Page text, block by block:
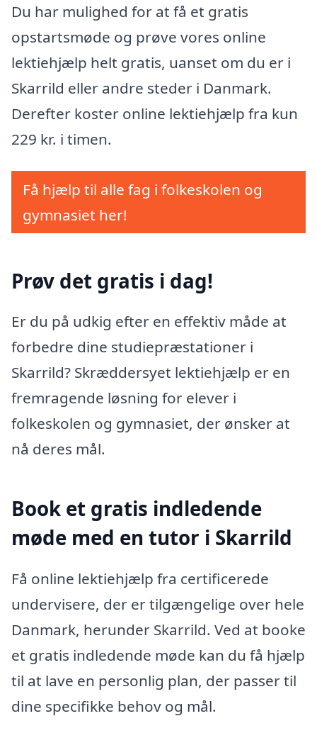
Du har mulighed for at få et gratis
opstartsmøde og prøve vores online
lektiehjælp helt gratis, uanset om du er i
Skarrild eller andre steder i Danmark.
Derefter koster online lektiehjælp fra kun
229 kr. i timen.
Få hjælp til alle fag i folkeskolen og
gymnasiet her!
Prøv det gratis i dag!
Er du på udkig efter en effektiv måde at
forbedre dine studiepræstationer i
Skarrild? Skræddersyet lektiehjælp er en
fremragende løsning for elever i
folkeskolen og gymnasiet, der ønsker at
nå deres mål.
Book et gratis indledende
møde med en tutor i Skarrild
Få online lektiehjælp fra certificerede
undervisere, der er tilgængelige over hele
Danmark, herunder Skarrild. Ved at booke
et gratis indledende møde kan du få hjælp
til at lave en personlig plan, der passer til
dine specifikke behov og mål.